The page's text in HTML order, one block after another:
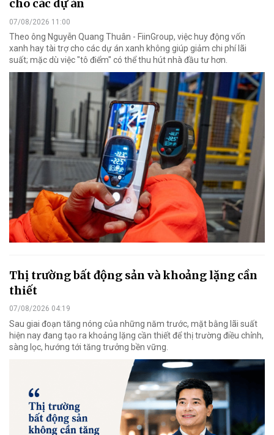
cho các dự án
07/08/2026 11:00
Theo ông Nguyễn Quang Thuân - FiinGroup, việc huy động vốn
xanh hay tài trợ cho các dự án xanh không giúp giảm chi phí lãi
suất; mặc dù việc "tô điểm" có thể thu hút nhà đầu tư hơn.
Thị trường bất động sản và khoảng lặng cần
thiết
07/08/2026 04:19
Sau giai đoạn tăng nóng của những năm trước, mặt bằng lãi suất
hiện nay đang tạo ra khoảng lặng cần thiết để thị trường điều chỉnh,
sàng lọc, hướng tới tăng trưởng bền vững.